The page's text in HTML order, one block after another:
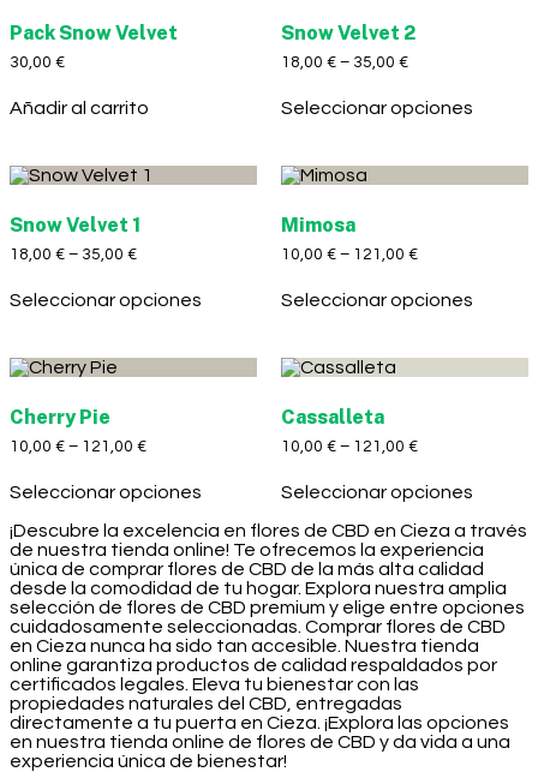
Pack Snow Velvet
30,00 €
Añadir al carrito
Snow Velvet 2
18,00 € – 35,00 €
Seleccionar opciones
Snow Velvet 1
18,00 € – 35,00 €
Seleccionar opciones
Mimosa
10,00 € – 121,00 €
Seleccionar opciones
Cherry Pie
10,00 € – 121,00 €
Seleccionar opciones
Cassalleta
10,00 € – 121,00 €
Seleccionar opciones
¡Descubre la excelencia en flores de CBD en Cieza a través
de nuestra tienda online! Te ofrecemos la experiencia
única de comprar flores de CBD de la más alta calidad
desde la comodidad de tu hogar. Explora nuestra amplia
selección de flores de CBD premium y elige entre opciones
cuidadosamente seleccionadas. Comprar flores de CBD
en Cieza nunca ha sido tan accesible. Nuestra tienda
online garantiza productos de calidad respaldados por
certificados legales. Eleva tu bienestar con las
propiedades naturales del CBD, entregadas
directamente a tu puerta en Cieza. ¡Explora las opciones
en nuestra tienda online de flores de CBD y da vida a una
experiencia única de bienestar!